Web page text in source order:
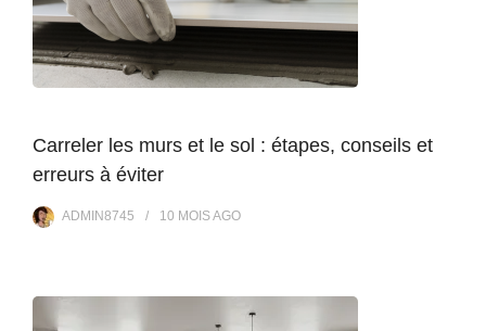
Carreler les murs et le sol : étapes, conseils et
erreurs à éviter
ADMIN8745 10 MOISAGO